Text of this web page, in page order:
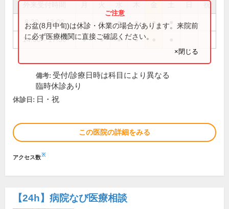
祝
8:30～13:00 ● ● ● ● ●
14:00～17:30 ● ● ● ●
お盆(8月中旬)は休診・休業の場合があります。来院前
に必ず医療機関に直接ご確認ください。
×閉じる
備考: 受付/診療日時は科目により異なる
臨時休診あり
休診日: 日・祝
この医院の詳細をみる
アクセス数※
【24h】 病院なび医療相談